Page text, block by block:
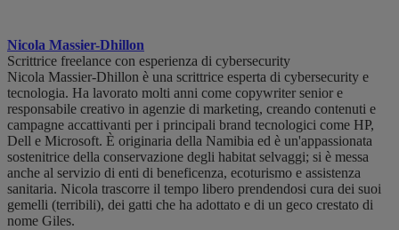
Nicola Massier-Dhillon
Scrittrice freelance con esperienza di cybersecurity
Nicola Massier-Dhillon è una scrittrice esperta di cybersecurity e
tecnologia. Ha lavorato molti anni come copywriter senior e
responsabile creativo in agenzie di marketing, creando contenuti e
campagne accattivanti per i principali brand tecnologici come HP,
Dell e Microsoft. È originaria della Namibia ed è un'appassionata
sostenitrice della conservazione degli habitat selvaggi; si è messa
anche al servizio di enti di beneficenza, ecoturismo e assistenza
sanitaria. Nicola trascorre il tempo libero prendendosi cura dei suoi
gemelli (terribili), dei gatti che ha adottato e di un geco crestato di
nome Giles.